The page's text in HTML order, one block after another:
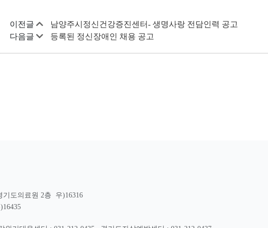
이전글
남양주시정신건강증진센터- 생명사랑 전담인력 공고
다음글
등록된 정신장애인 채용 공고
기도의료원 2층 우)16316